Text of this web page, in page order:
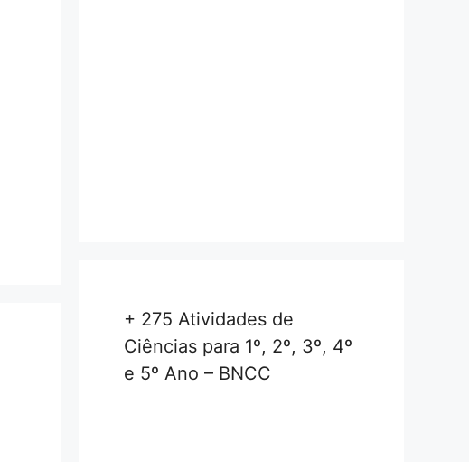
+ 275 Atividades de
Ciências para 1º, 2º, 3º, 4º
e 5º Ano – BNCC